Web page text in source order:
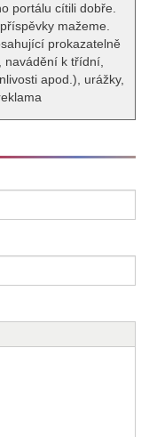
portálu cítili dobře.
mažeme.
prokazatelně
navádění k třídní,
apod.), urážky,